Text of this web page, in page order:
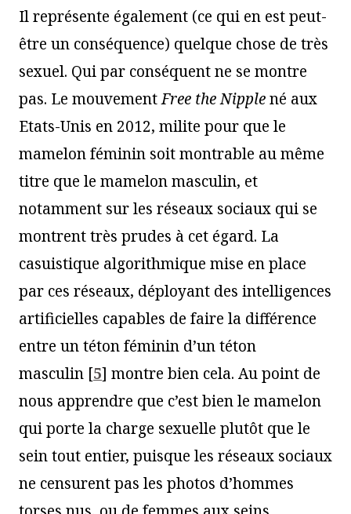
Il représente également (ce qui en est peut-
être un conséquence) quelque chose de très
sexuel. Qui par conséquent ne se montre
pas. Le mouvementFree the Nipplené aux
Etats-Unis en 2012, milite pour que le
mamelon féminin soit montrable au même
titre que le mamelon masculin, et
notamment sur les réseaux sociaux qui se
montrent très prudes à cet égard. La
casuistique algorithmique mise en place
par ces réseaux, déployant des intelligences
artificielles capables de faire la différence
entre un téton féminin d’un téton
masculin [5] montre bien cela. Au point de
nous apprendre que c’est bien le mamelon
qui porte la charge sexuelle plutôt que le
sein tout entier, puisque les réseaux sociaux
ne censurent pas les photos d’hommes